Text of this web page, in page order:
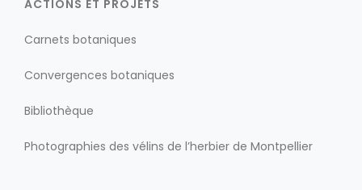
ACTIONS ET PROJETS
Carnets botaniques
Convergences botaniques
Bibliothèque
Photographies des vélins de l’herbier de Montpellier